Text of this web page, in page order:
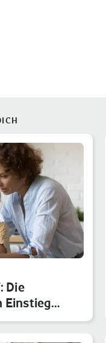
Die
Einstieg